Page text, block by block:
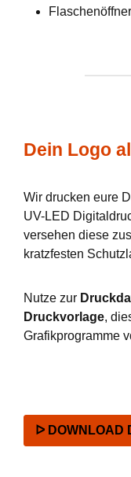
Flaschenöffner
Dein Logo
Wir drucken eure
UV-LED
versehen diese
kratzfesten
Nutze zur
Druckvorlage,
Grafikprogramme
ᐅ DOWNLOAD